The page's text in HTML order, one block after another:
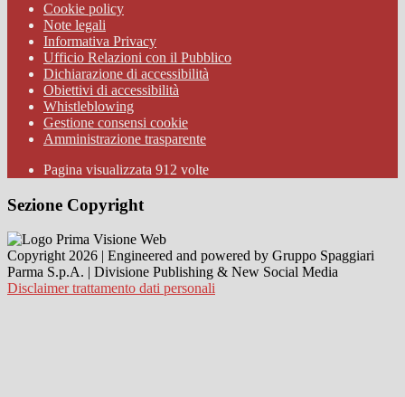
Cookie policy
Note legali
Informativa Privacy
Ufficio Relazioni con il Pubblico
Dichiarazione di accessibilità
Obiettivi di accessibilità
Whistleblowing
Gestione consensi cookie
Amministrazione trasparente
Pagina visualizzata 912 volte
Sezione Copyright
Copyright 2026 | Engineered and powered by Gruppo Spaggiari
Parma S.p.A. | Divisione Publishing & New Social Media
Disclaimer trattamento dati personali